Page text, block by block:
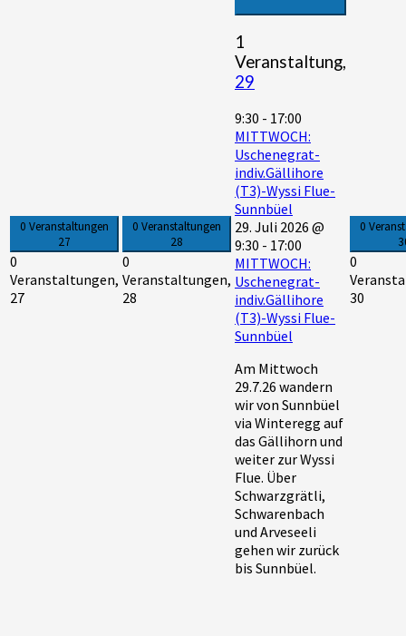
0 Veranstaltungen
27
0
Veranstaltungen,
27
0 Veranstaltungen
28
0
Veranstaltungen,
28
1
Veranstaltung,
29
9:30 - 17:00
MITTWOCH:
Uschenegrat-
indiv.Gällihore
(T3)-Wyssi Flue-
Sunnbüel
29. Juli 2026 @
9:30 - 17:00
MITTWOCH:
Uschenegrat-
indiv.Gällihore
(T3)-Wyssi Flue-
Sunnbüel
Am Mittwoch
29.7.26 wandern
wir von Sunnbüel
via Winteregg auf
das Gällihorn und
weiter zur Wyssi
Flue. Über
Schwarzgrätli,
Schwarenbach
und Arveseeli
gehen wir zurück
bis Sunnbüel.
0
0
30